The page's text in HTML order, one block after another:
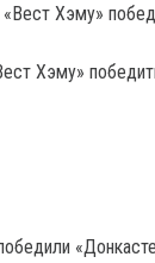
Хэму»